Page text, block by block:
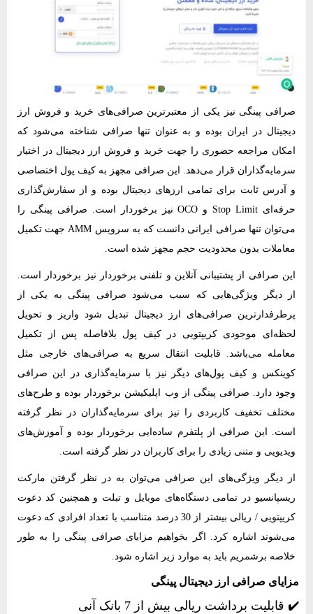
صرافی پینگی نیز یکی از معتبرترین صرافی‌های خرید و فروش ارز
دیجیتال در ایران بوده و به عنوان تنها صرافی شناخته می‌شود که
امکان مراجعه‌ حضوری را جهت خرید و فروش ارز دیجیتال در اختیار
سرمایه‌گذاران قرار می‌دهد. این صرافی مجهز به کیف پول اختصاصی
و آدرس ثابت برای تمامی ارزهای دیجیتال بوده و از سفارش‌گذاری
حرفه‌ای Stop Limit و OCO نیز برخوردار است. صرافی پینگی را
می‌توان تنها صرافی ایرانی دانست که به سرویس AMM جهت تکمیل
معاملات بدون محدودیت حجم مجهز شده است.
این صرافی از پشتیبانی آنلاین و تلفنی برخوردار نیز برخوردار است.
از دیگر ویژگی‌هایی که سبب می‌شود صرافی پینگی به یکی از
پرطرفدارترین صرافی‌های ارز دیجیتال تبدیل شود واریز و تحویل
لحظه‌ای موجودی کریپتویی در کیف پول بلافاصله پس از تکمیل
معامله می‌باشد. قابلیت انتقال سریع به صرافی‌های خارجی مثل
کوینکس و کیف پول‌های دیگر نیز با سرمایه‌گذاری در این صرافی
وجود دارد. صرافی پینگی از وب اپلیکیشن برخوردار بوده و طرح‌های
مختلف تخفیف کاربردی را نیز برای سرمایه‌گذاران در نظر گرفته
است. این صرافی از پلتفرم ساده‌ایی برخوردار بوده و آموزش‌های
ویدیویی و متنی زیادی را برای کاربران در نظر گرفته است.
از دیگر ویژگی‌های این صرافی می‌توان به در نظر گرفتن مارکت
ریسپانسیو در تمامی دستگاه‌های موبایل و تبلت و همچنین کد دعوت
کریپتویی / ریالی بیشتر از 30 درصد متناسب با تعداد افرادی که دعوت
می‌شوند اشاره کرد. اگر بخواهیم مزایای صرافی پینگی را به طور
خلاصه برشمریم باید به موارد زیر اشاره شود.
مزایای صرافی ارز دیجیتال پینگی
✔️ قابلیت برداشت ریالی بیش از 7 بانک آنی